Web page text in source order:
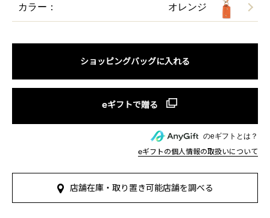
カラー： オレンジ
ショッピングバッグに入れる
のeギフトとは？
eギフトの個人情報の取扱いについて
店舗在庫・取り置き可能店舗を調べる